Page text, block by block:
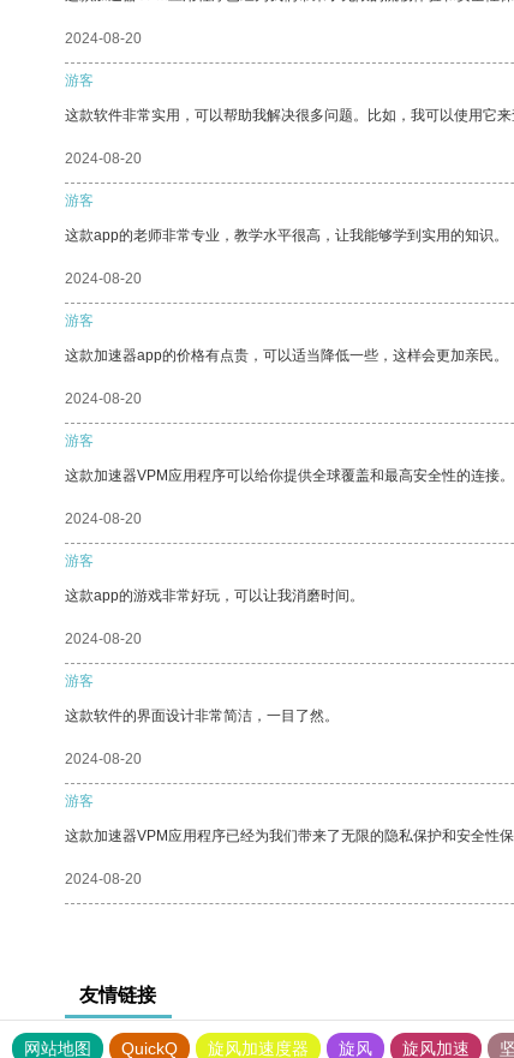
2024-08-20
游客
这款软件非常实用，可以帮助我解决很多问题。比如，我可以使用它来
2024-08-20
游客
这款app的老师非常专业，教学水平很高，让我能够学到实用的知识。
2024-08-20
游客
这款加速器app的价格有点贵，可以适当降低一些，这样会更加亲民。
2024-08-20
游客
这款加速器VPM应用程序可以给你提供全球覆盖和最高安全性的连接。
2024-08-20
游客
这款app的游戏非常好玩，可以让我消磨时间。
2024-08-20
游客
这款软件的界面设计非常简洁，一目了然。
2024-08-20
游客
这款加速器VPM应用程序已经为我们带来了无限的隐私保护和安全性保
2024-08-20
友情链接
网站地图 QuickQ 旋风加速度器 旋风 旋风加速